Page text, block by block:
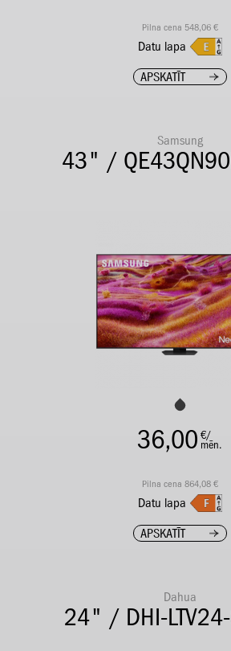
Pilna cena 548,06 €
Datu lapa
APSKATĪT
Samsung
43" /
36,00 €/
mēn.
Pilna cena 864,08 €
Datu lapa
APSKATĪT
Dahua
24" / DHI-